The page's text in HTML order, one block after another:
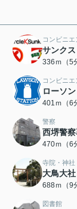
コンビニ
サンク
336ｍ（5
コンビニ
ローソ
401ｍ（6
警察
西堺警
470ｍ（6
寺院・神社
大鳥大社
688ｍ（9
図書館